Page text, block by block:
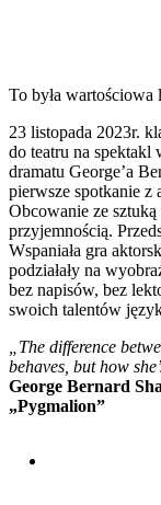
To była wartościowa
23 listopada 2023r.
do teatru na spektakl
dramatu George’a
pierwsze spotkanie z
Obcowanie ze
przyjemnością.
Wspaniała gra
podziałały na
bez napisów, bez
swoich talentów
„The difference
behaves, but how
George Bernard
„Pygmalion”